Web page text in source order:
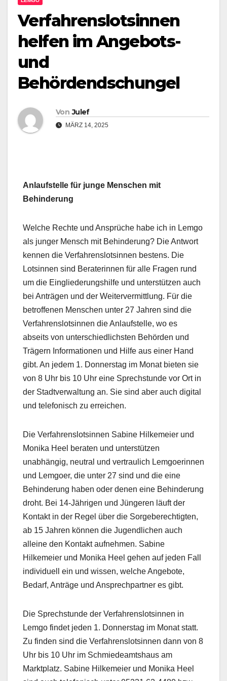
Verfahrenslotsinnen
helfen im Angebots-
und
Behördendschungel
Von Julef
MÄRZ 14, 2025
Anlaufstelle für junge Menschen mit
Behinderung
Welche Rechte und Ansprüche habe ich in Lemgo
als junger Mensch mit Behinderung? Die Antwort
kennen die Verfahrenslotsinnen bestens. Die
Lotsinnen sind Beraterinnen für alle Fragen rund
um die Eingliederungshilfe und unterstützen auch
bei Anträgen und der Weitervermittlung. Für die
betroffenen Menschen unter 27 Jahren sind die
Verfahrenslotsinnen die Anlaufstelle, wo es
abseits von unterschiedlichsten Behörden und
Trägern Informationen und Hilfe aus einer Hand
gibt. An jedem 1. Donnerstag im Monat bieten sie
von 8 Uhr bis 10 Uhr eine Sprechstunde vor Ort in
der Stadtverwaltung an. Sie sind aber auch digital
und telefonisch zu erreichen.
Die Verfahrenslotsinnen Sabine Hilkemeier und
Monika Heel beraten und unterstützen
unabhängig, neutral und vertraulich Lemgoerinnen
und Lemgoer, die unter 27 sind und die eine
Behinderung haben oder denen eine Behinderung
droht. Bei 14-Jährigen und Jüngeren läuft der
Kontakt in der Regel über die Sorgeberechtigten,
ab 15 Jahren können die Jugendlichen auch
alleine den Kontakt aufnehmen. Sabine
Hilkemeier und Monika Heel gehen auf jeden Fall
individuell ein und wissen, welche Angebote,
Bedarf, Anträge und Ansprechpartner es gibt.
Die Sprechstunde der Verfahrenslotsinnen in
Lemgo findet jeden 1. Donnerstag im Monat statt.
Zu finden sind die Verfahrenslotsinnen dann von 8
Uhr bis 10 Uhr im Schmiedeamtshaus am
Marktplatz. Sabine Hilkemeier und Monika Heel